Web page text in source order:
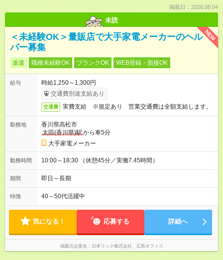
掲載日：2026.08.04
未読
NEW
＜未経験OK＞量販店で大手家電メーカーのヘル
パー募集
派遣 職種未経験OK ブランクOK WEB登録・面接OK
給与
時給1,250～1,300円
交通費別途支給あり
交通費 実費支給 ※規定あり 営業交通費は全額支給します。
勤務地
香川県高松市
太田(香川県)駅から車5分
大手家電メーカー
勤務時間 10:00～18:30 （休憩45分／実働7.45時間）
期間 即日～長期
特徴 40～50代活躍中
気になる！ 応募する 詳細へ
掲載元企業名 日本リック株式会社 広島オフィス